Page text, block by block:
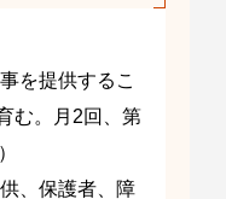
を提供するこ
む。月2回、第
、保護者、障